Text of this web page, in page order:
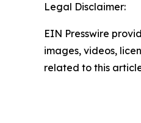
Legal Disclaimer:
EIN Presswire
images, videos,
related to this